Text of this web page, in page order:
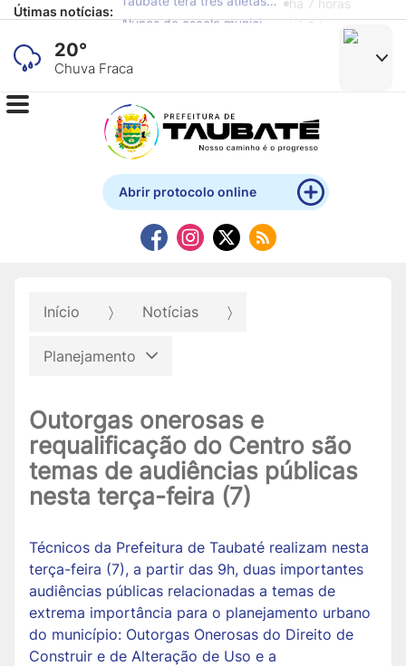
Útimas notícias:
20°
Chuva Fraca
Abrir protocolo online
Início Notícias
Planejamento
Outorgas onerosas e
requalificação do Centro são
temas de audiências públicas
nesta terça-feira (7)
Técnicos da Prefeitura de Taubaté realizam nesta
terça-feira (7), a partir das 9h, duas importantes
audiências públicas relacionadas a temas de
extrema importância para o planejamento urbano
do município: Outorgas Onerosas do Direito de
Construir e de Alteração de Uso e a